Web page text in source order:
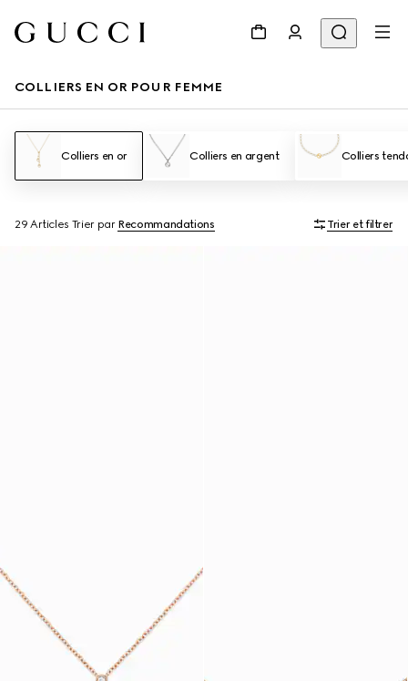
COLLIERS EN OR POUR FEMME
Colliers en or Colliers en argent Colliers
29 Articles Trier par Recommandations Trier et filtrer